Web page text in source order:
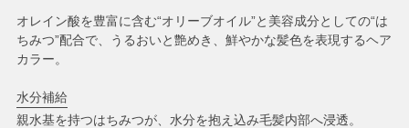
オレイン酸を豊富に含む“オリーブオイル”と美容成分としての“は
ちみつ”配合で、うるおいと艶めき、鮮やかな髪色を表現するヘア
カラー。
水分補給
親水基を持つはちみつが、水分を抱え込み毛髪内部へ浸透。